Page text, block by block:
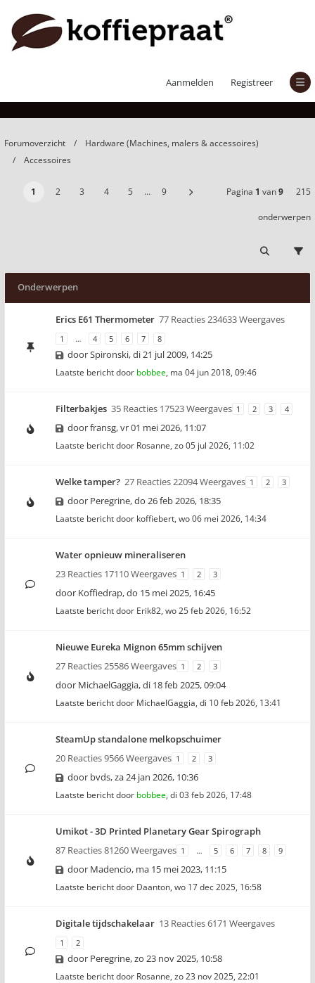
Aanmelden Registreer
Forumoverzicht
Hardware (Machines, malers & accessoires)
Accessoires
1 2 3 4 5 … 9 Pagina 1 van9 215
onderwerpen
Onderwerpen
Erics E61 Thermometer 77 Reacties 234633 Weergaves
1 … 4 5 6 7 8
doorSpironski,di 21 jul 2009, 14:25
Laatste bericht door bobbee, ma 04 jun 2018, 09:46
Filterbakjes 35 Reacties 17523 Weergaves 1 2 3 4
doorfransg,vr 01 mei 2026, 11:07
Laatste bericht door Rosanne, zo 05 jul 2026, 11:02
Welke tamper? 27 Reacties 22094 Weergaves 1 2 3
door Peregrine,do 26 feb 2026, 18:35
Laatste bericht door koffiebert, wo 06 mei 2026, 14:34
Water opnieuw mineraliseren
23 Reacties 17110 Weergaves 1 2 3
door Koffiedrap,do 15 mei 2025, 16:45
Laatste bericht door Erik82, wo 25 feb 2026, 16:52
Nieuwe Eureka Mignon 65mm schijven
27 Reacties 25586 Weergaves 1 2 3
door MichaelGaggia,di 18 feb 2025, 09:04
Laatste bericht door MichaelGaggia, di 10 feb 2026, 13:41
SteamUp standalone melkopschuimer
20 Reacties 9566 Weergaves 1 2 3
door bvds,za 24 jan 2026, 10:36
Laatste bericht door bobbee, di 03 feb 2026, 17:48
Umikot - 3D Printed Planetary Gear Spirograph
87 Reacties 81260 Weergaves 1 … 5 6 7 8 9
door Madencio, ma 15 mei 2023, 11:15
Laatste bericht door Daanton, wo 17 dec 2025, 16:58
Digitale tijdschakelaar 13 Reacties 6171 Weergaves
1 2
door Peregrine,zo 23 nov 2025, 10:58
Laatste bericht door Rosanne, zo 23 nov 2025, 22:01